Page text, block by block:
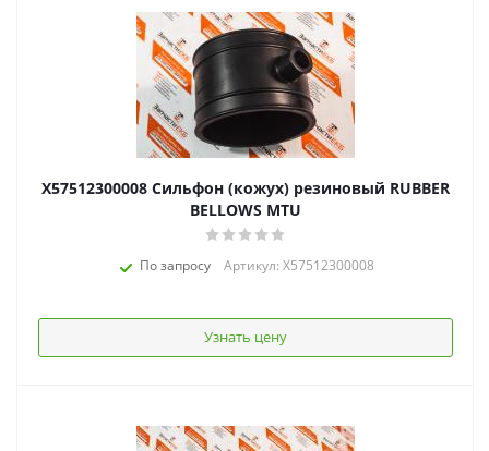
X57512300008 Сильфон (кожух) резиновый RUBBER
BELLOWS MTU
По запросу Артикул: X57512300008
Узнать цену